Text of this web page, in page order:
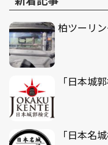
柏ツーリ
「日本城
「日本名